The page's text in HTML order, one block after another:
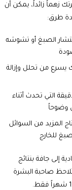
زهماً زائداً، يمكن أن
طرق:
الصبغ أو تشوشه
يسرع من تحلل وإزالة
التي تحدث أثناء
وضوحاً
المزيد من السوائل
للخارج
إلى جافة بنتائج
شهراً، قد تلاحظ صاحبة البشرة